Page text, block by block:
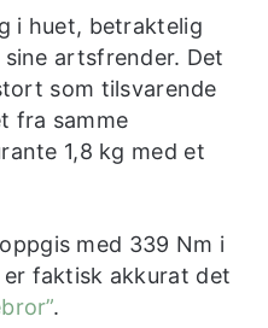
i huet, betraktelig
artsfrender. Det
som tilsvarende
fra samme
1,8 kg med et
med 339 Nm i
faktisk akkurat det
.